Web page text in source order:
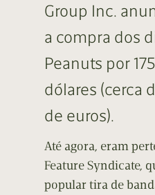
Group Inc.
a compra dos
Peanuts por
dólares (cerca
de euros).
Até agora, eram
Feature Syndicate,
popular tira de